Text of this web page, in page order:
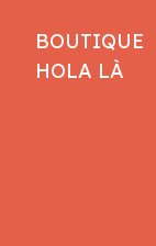
BOUTIQUE
HOLA LÀ